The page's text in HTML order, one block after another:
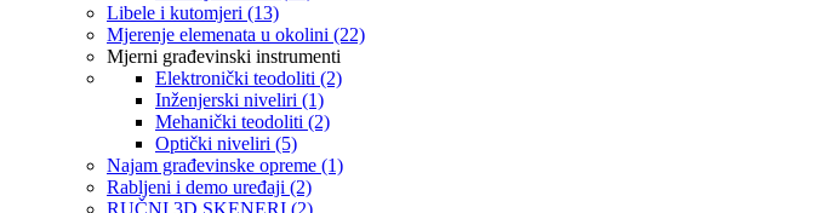
Libele i kutomjeri (13)
Mjerenje elemenata u okolini (22)
Mjerni građevinski instrumenti
Elektronički teodoliti (2)
Inženjerski niveliri (1)
Mehanički teodoliti (2)
Optički niveliri (5)
Najam građevinske opreme (1)
Rabljeni i demo uređaji (2)
RUČNI 3D SKENERI (2)